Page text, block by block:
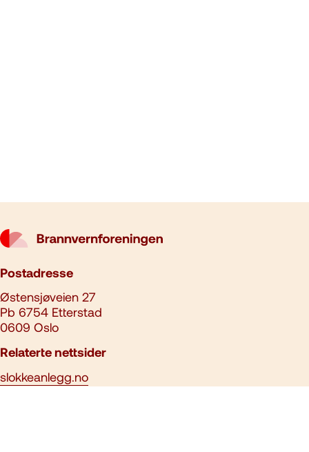
Postadresse
Østensjøveien 27
Pb 6754 Etterstad
0609 Oslo
Relaterte nettsider
slokkeanlegg.no